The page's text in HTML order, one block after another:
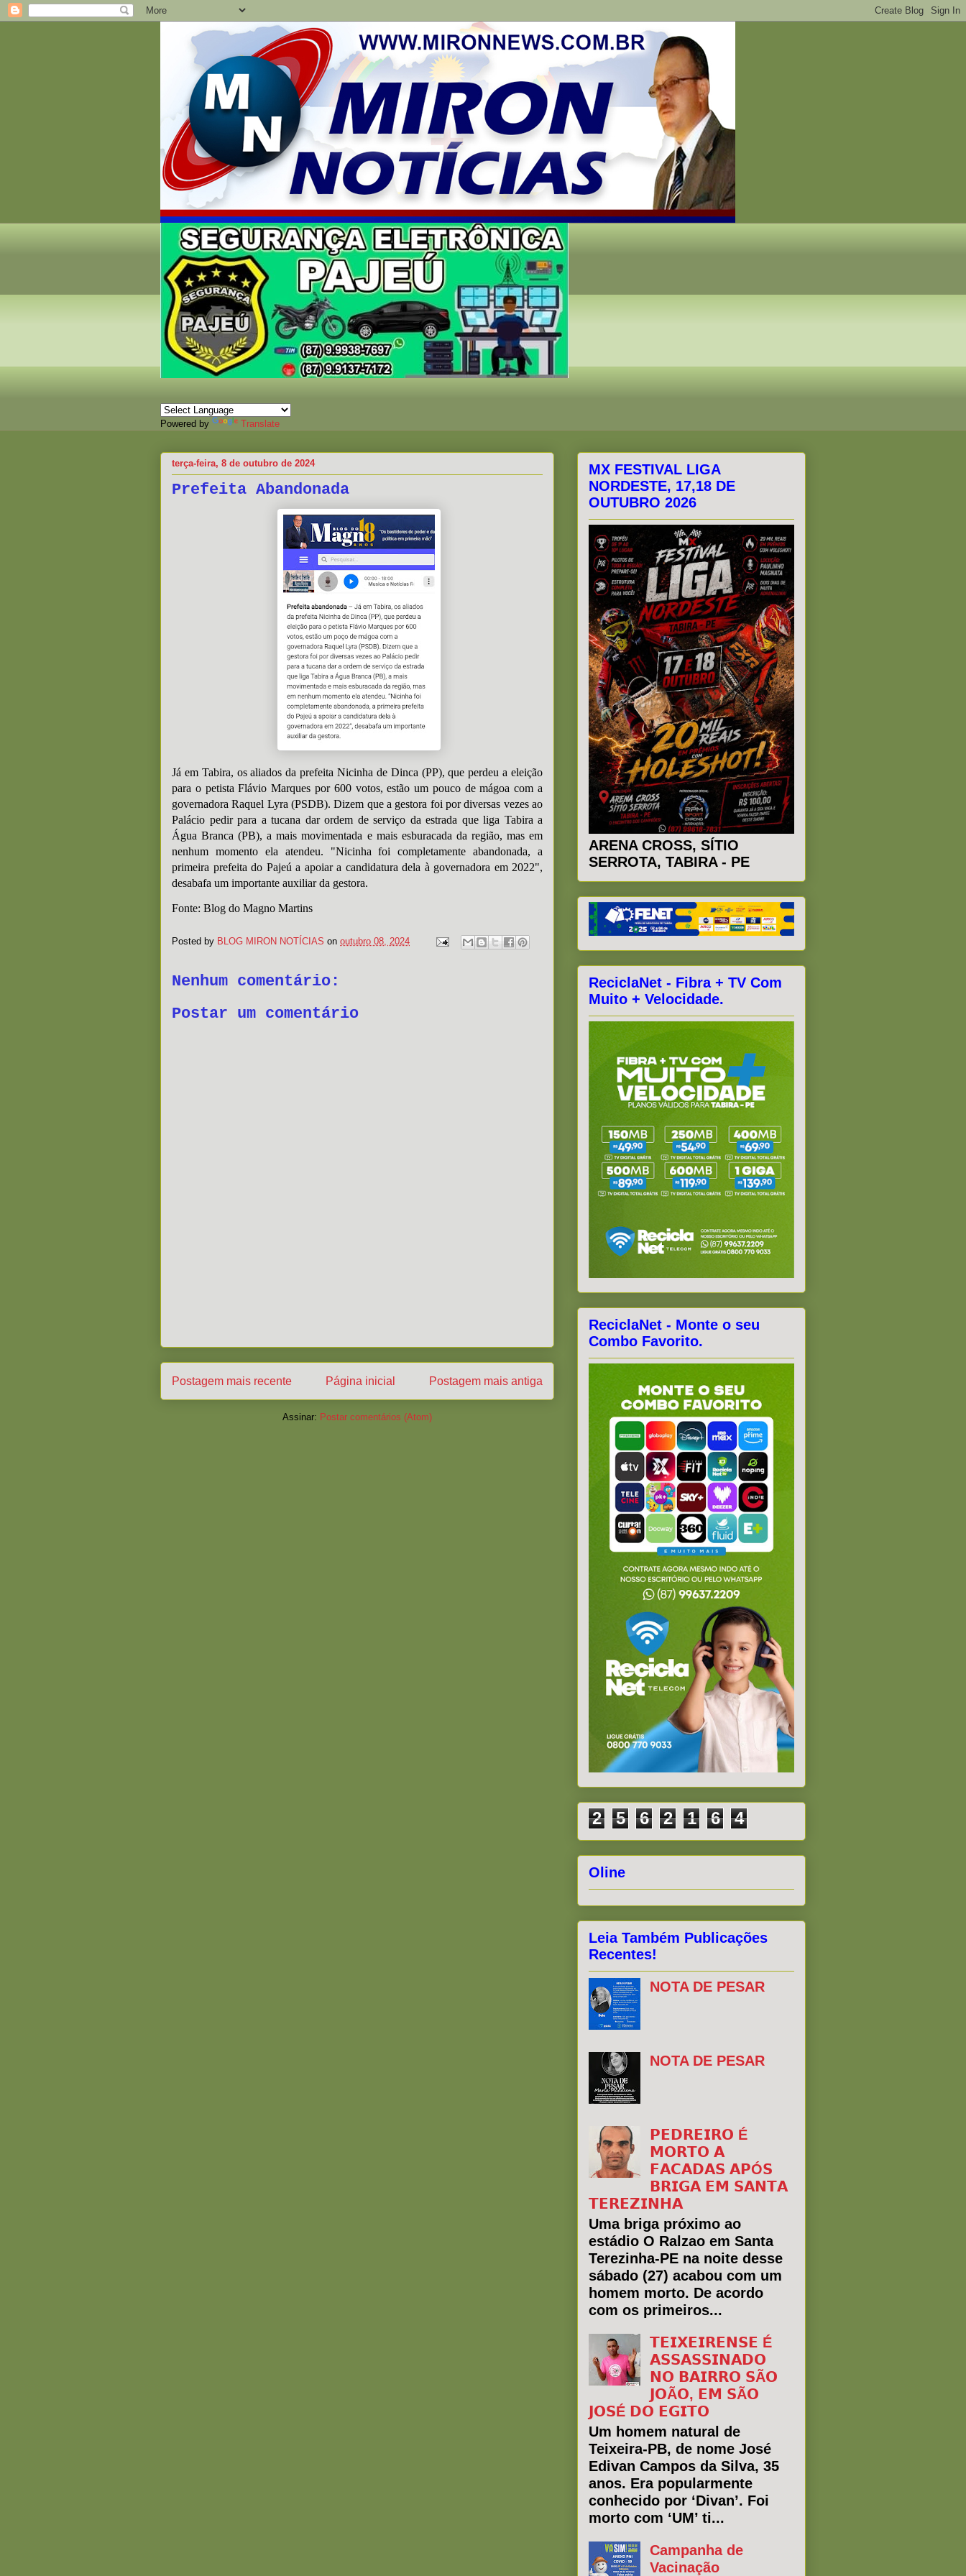
Powered by Translate
terça-feira, 8 de outubro de 2024
Prefeita Abandonada
Já em Tabira, os aliados da prefeita Nicinha de Dinca (PP), que perdeu a eleição
para o petista Flávio Marques por 600 votos, estão um pouco de mágoa com a
governadora Raquel Lyra (PSDB). Dizem que a gestora foi por diversas vezes ao
Palácio pedir para a tucana dar ordem de serviço da estrada que liga Tabira a
Água Branca (PB), a mais movimentada e mais esburacada da região, mas em
nenhum momento ela atendeu. "Nicinha foi completamente abandonada, a
primeira prefeita do Pajeú a apoiar a candidatura dela à governadora em 2022",
desabafa um importante auxiliar da gestora.
Fonte: Blog do Magno Martins
Posted by BLOG MIRON NOTÍCIAS on outubro 08, 2024
Nenhum comentário:
Postar um comentário
Postagem mais recente Postagem mais antiga
Página inicial
Assinar: Postar comentários (Atom)
MX FESTIVAL LIGA
NORDESTE, 17,18 DE
OUTUBRO 2026
ARENA CROSS, SÍTIO
SERROTA, TABIRA - PE
ReciclaNet - Fibra + TV Com
Muito + Velocidade.
ReciclaNet - Monte o seu
Combo Favorito.
2 5 6 2 1 6 4
Oline
Leia Também Publicações
Recentes!
NOTA DE PESAR
NOTA DE PESAR
𝗣𝗘𝗗𝗥𝗘𝗜𝗥𝗢 É
𝗠𝗢𝗥𝗧𝗢 𝗔
𝗙𝗔𝗖𝗔𝗗𝗔𝗦 𝗔𝗣Ó𝗦
𝗕𝗥𝗜𝗚𝗔 𝗘𝗠 𝗦𝗔𝗡𝗧𝗔
𝗧𝗘𝗥𝗘𝗭𝗜𝗡𝗛𝗔
Uma briga próximo ao
estádio O Ralzao em Santa
Terezinha-PE na noite desse
sábado (27) acabou com um
homem morto. De acordo
com os primeiros...
𝗧𝗘𝗜𝗫𝗘𝗜𝗥𝗘𝗡𝗦𝗘 É
𝗔𝗦𝗦𝗔𝗦𝗦𝗜𝗡𝗔𝗗𝗢
𝗡𝗢 𝗕𝗔𝗜𝗥𝗥𝗢 𝗦Ã𝗢
𝗝𝗢Ã𝗢, 𝗘𝗠 𝗦Ã𝗢
𝗝𝗢𝗦É 𝗗𝗢 𝗘𝗚𝗜𝗧𝗢
Um homem natural de
Teixeira-PB, de nome José
Edivan Campos da Silva, 35
anos. Era popularmente
conhecido por ‘Divan’. Foi
morto com ‘UM’ ti...
Campanha de
Vacinação